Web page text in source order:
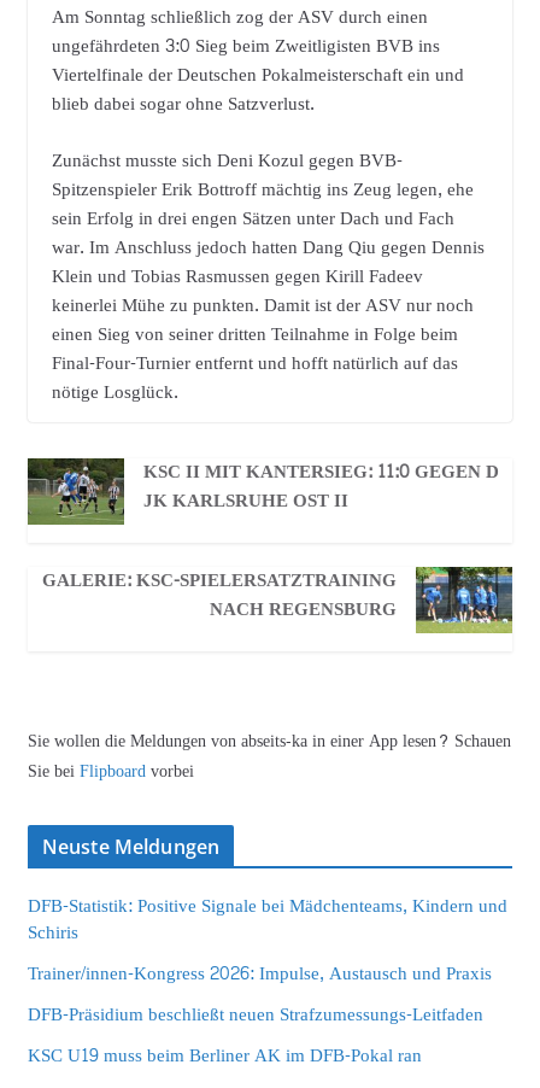
Am Sonntag schließlich zog der ASV durch einen
ungefährdeten 3:0 Sieg beim Zweitligisten BVB ins
Viertelfinale der Deutschen Pokalmeisterschaft ein und
blieb dabei sogar ohne Satzverlust.
Zunächst musste sich Deni Kozul gegen BVB-
Spitzenspieler Erik Bottroff mächtig ins Zeug legen, ehe
sein Erfolg in drei engen Sätzen unter Dach und Fach
war. Im Anschluss jedoch hatten Dang Qiu gegen Dennis
Klein und Tobias Rasmussen gegen Kirill Fadeev
keinerlei Mühe zu punkten. Damit ist der ASV nur noch
einen Sieg von seiner dritten Teilnahme in Folge beim
Final-Four-Turnier entfernt und hofft natürlich auf das
nötige Losglück.
KSC II MIT KANTERSIEG: 11:0 GEGEN D
JK KARLSRUHE OST II
GALERIE: KSC-SPIELERSATZTRAINING
NACH REGENSBURG
Sie wollen die Meldungen von abseits-ka in einer App lesen? Schauen
Sie beiFlipboardvorbei
Neuste Meldungen
DFB-Statistik: Positive Signale bei Mädchenteams, Kindern und
Schiris
Trainer/innen-Kongress 2026: Impulse, Austausch und Praxis
DFB-Präsidium beschließt neuen Strafzumessungs-Leitfaden
KSC U19 muss beim Berliner AK im DFB-Pokal ran